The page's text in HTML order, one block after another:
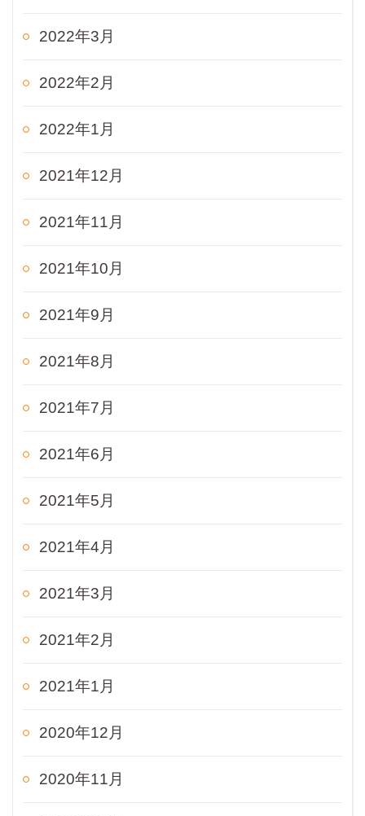
2022年3月
2022年2月
2022年1月
2021年12月
2021年11月
2021年10月
2021年9月
2021年8月
2021年7月
2021年6月
2021年5月
2021年4月
2021年3月
2021年2月
2021年1月
2020年12月
2020年11月